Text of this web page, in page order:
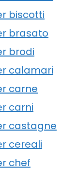
biscotti
brasato
brodi
calamari
carne
carni
castagne
cereali
chef